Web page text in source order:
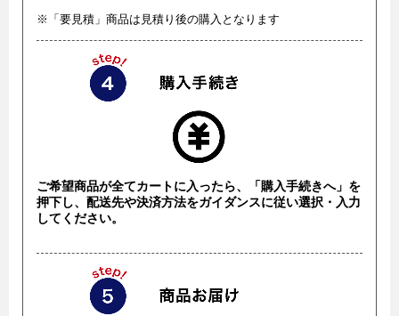
※「要見積」商品は見積り後の購入となります
ご希望商品が全てカートに入ったら、「購入手続きへ」を
押下し、配送先や決済方法をガイダンスに従い選択・入力
してください。